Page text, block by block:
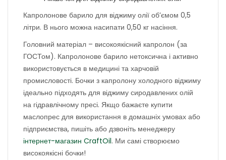
Капролонове барило для віджиму олії об’ємом 0,5
літри. В нього можна насипати 0,50 кг насіння.
Головний матеріал – високоякісний капролон (за
ГОСТом). Капролонове барило нетоксична і активно
використовується в медицині та харчовій
промисловості. Бочки з капролону холодного віджиму
ідеально підходять для віджиму сиродавлених олій
на гідравлічному пресі. Якщо бажаєте купити
маслопрес для використання в домашніх умовах або
підприємства, пишіть або дзвоніть менеджеру
інтернет-магазин CraftOil. Ми самі створюємо
високоякісні бочки!